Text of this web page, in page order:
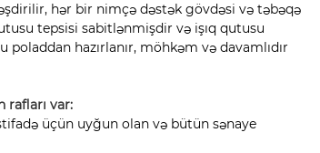
hər bir nimçə dəstək gövdəsi və təbəqə
tepsisi sabitlənmişdir və işıq qutusu
hazırlanır, möhkəm və davamlıdır
rafları var:
üçün uyğun olan və bütün sənaye